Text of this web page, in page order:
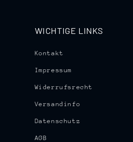
WICHTIGE LINKS
Kontakt
Impressum
Widerrufsrecht
Versandinfo
Datenschutz
AGB